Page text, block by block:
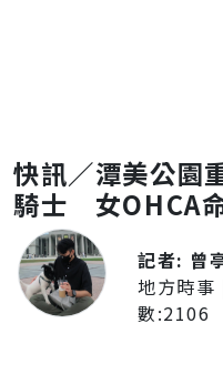
快訊／潭美公園
騎士 女OHCA
記者: 曾
地方時事
數:2106